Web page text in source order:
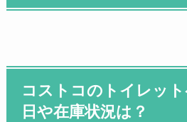
コストコのトイレッ
日や在庫状況は？